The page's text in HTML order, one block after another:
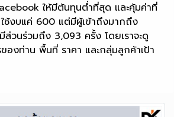
ให้มีต้นทุนต่ำที่สุด และคุ้มค่าที่
ใช้งบแค่ 600 แต่มีผู้เข้าถึงมากถึง
วนร่วมถึง 3,093 ครั้ง โดยเราจะดู
องท่าน พื้นที่ ราคา และกลุ่มลูกค้าเป้า